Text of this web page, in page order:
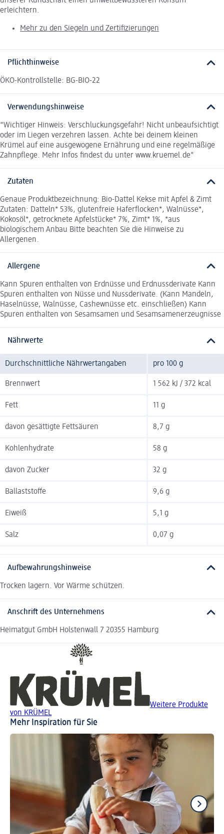
erleichtern.
Mehr zu den Siegeln und Zertifizierungen
Pflichthinweise
ÖKO-Kontrollstelle: BG-BIO-22
Verwendungshinweise
"Wichtiger Hinweis: Verschluckungsgefahr! Nicht unbeaufsichtigt
oder im Liegen verzehren lassen. Achte bei deinem kleinen
Krümel auf eine ausgewogene Ernährung und eine regelmäßige
Zahnpflege. Mehr Infos findest du unter www.kruemel.de"
Zutaten
Genaue Produktbezeichnung: Bio-Dattel Kekse mit Apfel & Zimt
Zutaten: Datteln* 53%, glutenfreie Haferflocken*, Walnüsse*,
Kokosöl*, getrocknete Apfelstücke* 7%, Zimt* 1%, *aus
biologischem Anbau Bitte beachten Sie die Hinweise zu
Allergenen.
Allergene
Kann Spuren enthalten von Erdnüsse und Erdnussderivate Kann
Spuren enthalten von Nüsse und Nussderivate. (Kann Mandeln,
Haselnüsse, Walnüsse, Cashewnüsse etc. einschließen) Kann
Spuren enthalten von Sesamsamen und Sesamsamenerzeugnisse
Nährwerte
Durchschnittliche Nährwertangaben pro 100 g
Brennwert 1 562 kJ / 372 kcal
Fett 11 g
davon gesättigte Fettsäuren 8,7 g
Kohlenhydrate 58 g
davon Zucker 32 g
Ballaststoffe 9,6 g
Eiweiß 5,1 g
Salz 0,07 g
Aufbewahrungshinweise
Trocken lagern. Vor Wärme schützen.
Anschrift des Unternehmens
Heimatgut GmbH Holstenwall 7 20355 Hamburg
Weitere Produkte
von KRÜMEL
Mehr Inspiration für Sie